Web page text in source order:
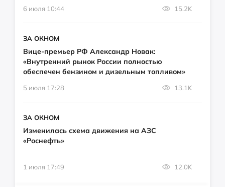
6 июля 10:44 15.2K
ЗА ОКНОМ
Вице-премьер РФ Александр Новак:
«Внутренний рынок России полностью
обеспечен бензином и дизельным топливом»
5 июля 17:28 13.1K
ЗА ОКНОМ
Изменилась схема движения на АЗС
«Роснефть»
1 июля 17:49 12.0K